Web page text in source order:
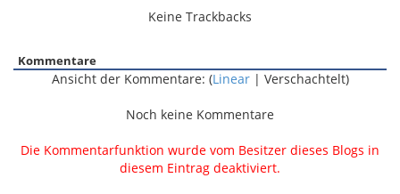
Keine Trackbacks
Kommentare
Ansicht der Kommentare: (Linear| Verschachtelt)
Noch keine Kommentare
Die Kommentarfunktion wurde vom Besitzer dieses Blogs in
diesem Eintrag deaktiviert.